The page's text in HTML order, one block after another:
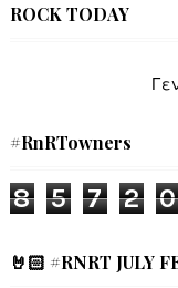
ROCK TODAY
#RnRTowners
8 5 7 2 0
🤘🏻 #RNRT JULY